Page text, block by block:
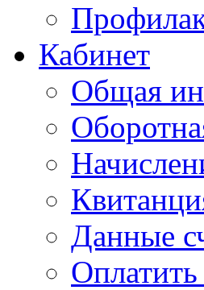
Кабинет
Общая
Данные